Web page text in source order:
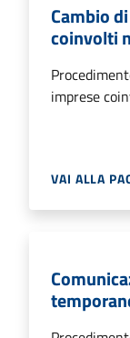
Cambio
coinvolti
imprese
VAI ALLA